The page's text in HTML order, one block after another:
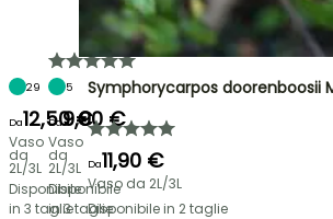
29
Da12,50 €
Vaso
da
2L/3L
Disponibile
in 3 taglie
5
Da9,90 €
Vaso
da
2L/3L
Disponibile
in 3 taglie
Symphorycarpos doorenboosii
Da11,90 €
Vaso da 2L/3L
Disponibile in 2 taglie